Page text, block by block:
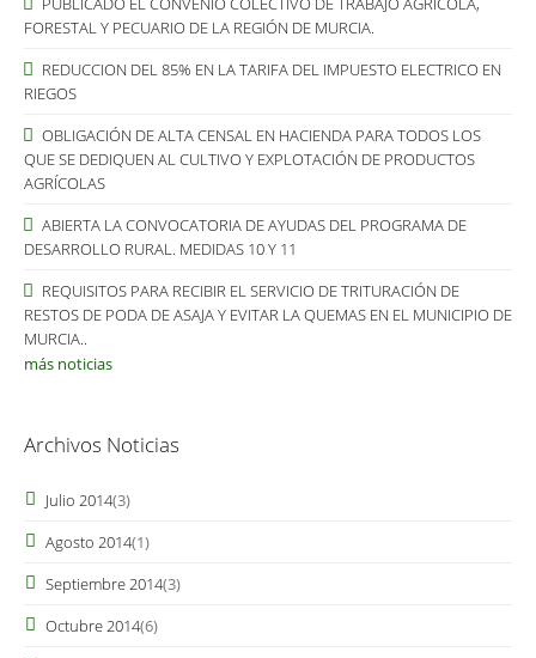
FORESTAL Y PECUARIO DE LA REGIÓN DE MURCIA.
REDUCCION DEL 85% EN LA TARIFA DEL IMPUESTO ELECTRICO EN
RIEGOS
OBLIGACIÓN DE ALTA CENSAL EN HACIENDA PARA TODOS LOS
QUE SE DEDIQUEN AL CULTIVO Y EXPLOTACIÓN DE PRODUCTOS
AGRÍCOLAS
ABIERTA LA CONVOCATORIA DE AYUDAS DEL PROGRAMA DE
DESARROLLO RURAL. MEDIDAS 10 Y 11
REQUISITOS PARA RECIBIR EL SERVICIO DE TRITURACIÓN DE
RESTOS DE PODA DE ASAJA Y EVITAR LA QUEMAS EN EL MUNICIPIO DE
MURCIA..
más noticias
Archivos Noticias
Julio 2014(3)
Agosto 2014(1)
Septiembre 2014(3)
Octubre 2014(6)